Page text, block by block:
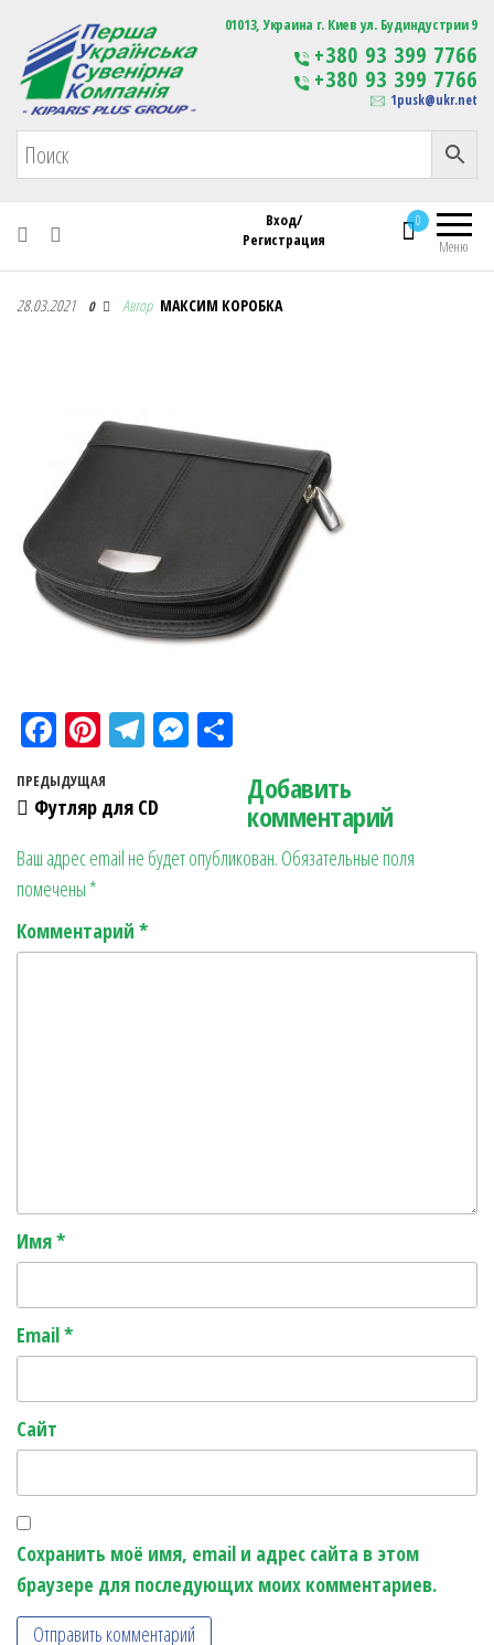
Первая Украинская Сувенирная Компания Изготовление
сувенирной продукции
с логотипом
01013, Украина г. Киев ул. Будиндустрии 9
+380 93 399 7766
+380 93 399 7766
1pusk@ukr.net
Меню
0
Вход/
Регистрация
Первая Украинская Сувенирная Компания
28.03.2021 0 Автор МАКСИМ КОРОБКА
Fa
ce
bo
ok
Pi
nt
er
t
Te
gr
m
M
ge
ра
в
ит
Навигация по записям
Предыдущая запись
ПРЕДЫДУЩАЯ
Футляр для CD
Добавить
комментарий
Ваш адрес email не будет опубликован. Обязательные поля
помечены *
Комментарий *
Имя*
Email*
Сайт
Сохранить моё имя, email и адрес сайта в этом
браузере для последующих моих комментариев.